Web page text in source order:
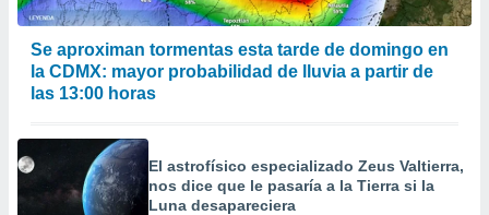
Se aproximan tormentas esta tarde de domingo en
la CDMX: mayor probabilidad de lluvia a partir de
las 13:00 horas
El astrofísico especializado Zeus Valtierra,
nos dice que le pasaría a la Tierra si la
Luna desapareciera